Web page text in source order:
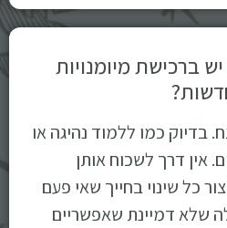
ברכישת מיומנויות
בדיוק כמו ללמוד נהיגה או
אין דרך לשכוח אותן
כל שינוי בחייך שאי פעם
שלא דמיינת שאפשריים